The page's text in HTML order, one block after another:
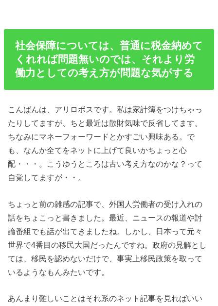
社会保障については、普通に税金納めて
くれれば問題無いのでは、それより労
働力としての考え方が問題な気がする
こんばんは、アリロボスです。私は家計簿をつけちゃっ
たりしてますが、ちと最近は散財気味で反省してます。
ちなみにマネーフォーワードとかすごい興味ある。で
も、なんか全てをネットに上げて良いかちょっと心
配・・・。こうゆうところは古い考え方なのかな？って
自覚してますが・・。
ちょっと前の雑感の記事で、外国人労働者の受け入れの
話をちょこっと書きました。最近、ニュースの報道や討
論番組でも話が出てきましたね。しかし、日本って元々
世界で4番目の移民大国だったんですね。政府の見解とし
ては、移民を認めないだけで、事実上移民政策を取って
いるようなもんみたいです。
あんまり難しいことはそれ系のネット記事を見ればいい